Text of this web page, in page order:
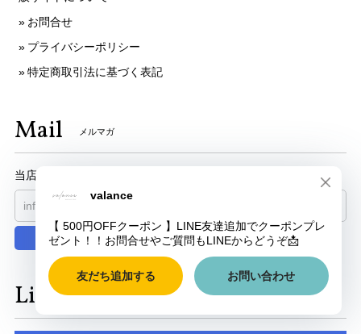
お問合せ
プライバシーポリシー
特定商取引法に基づく表記
Mail メルマガ
当店からメールマガジンをお届けいたします。
登録
Link リンク